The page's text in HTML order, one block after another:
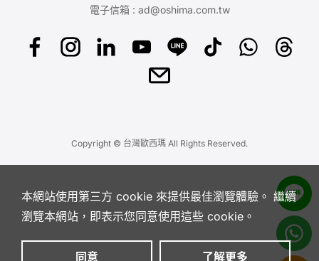
電子信箱 : ad@oshima.com.tw
Copyright © 台灣歐西瑪 All Rights Reserved.
本網站使用第三方 cookie 來提供最佳瀏覽體驗。 繼續
瀏覽本網站，即表示您同意使用這些 cookie。
同意 了解更多